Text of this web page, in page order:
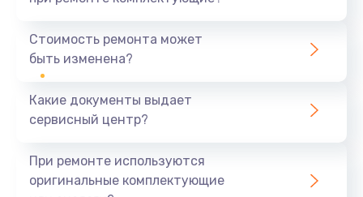
370 руб.
Ремонт электроплаты
Замена центрирующей шайбы динамика
Стоимость ремонта может
быть изменена?
Какие документы выдает
сервисный центр?
При ремонте используются
оригинальные комплектующие